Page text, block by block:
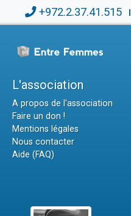
+972.2.37.41.515
L'association
A propos de l'association
Faire un don !
Mentions légales
Nous contacter
Aide (FAQ)